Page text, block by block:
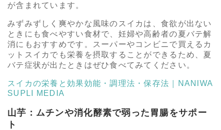
が含まれています。
みずみずしく爽やかな風味のスイカは、食欲が出ない
ときにも食べやすい食材で、妊婦や高齢者の夏バテ解
消にもおすすめです。スーパーやコンビニで買えるカ
ットスイカでも栄養を摂取することができるため、夏
バテ症状が出たときはぜひ食べてみてください。
スイカの栄養と効果効能・調理法・保存法｜NANIWA
SUPLI MEDIA
山芋：ムチンや消化酵素で弱った胃腸をサポー
ト